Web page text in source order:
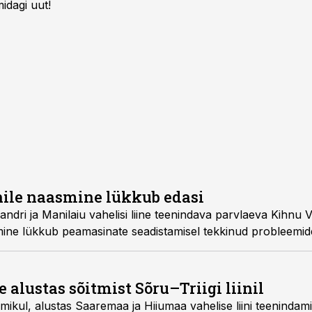
uut!
naasmine lükkub edasi
ja Manilaiu vahelisi liine teenindava parvlaeva Kihnu
lükkub peamasinate seadistamisel tekkinud
alustas sõitmist Sõru–Triigi liinil
alustas Saaremaa ja Hiiumaa vahelise liini